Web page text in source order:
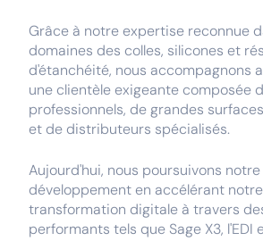
Grâce à notre expertise reconnue
domaines des colles, silicones et
d'étanchéité, nous accompagnons
une clientèle exigeante composée
professionnels, de grandes
et de distributeurs spécialisés.
Aujourd'hui, nous poursuivons notre
développement en accélérant notre
transformation digitale à travers
performants tels que Sage X3, l'EDI